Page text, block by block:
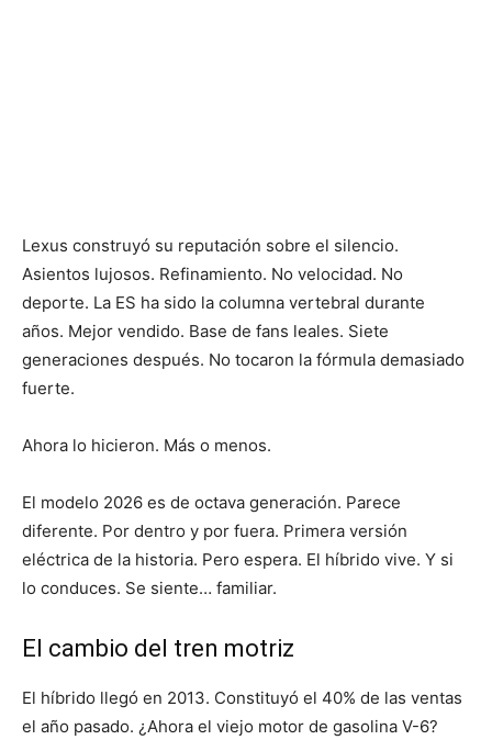
Lexus construyó su reputación sobre el silencio.
Asientos lujosos. Refinamiento. No velocidad. No
deporte. La ES ha sido la columna vertebral durante
años. Mejor vendido. Base de fans leales. Siete
generaciones después. No tocaron la fórmula demasiado
fuerte.
Ahora lo hicieron. Más o menos.
El modelo 2026 es de octava generación. Parece
diferente. Por dentro y por fuera. Primera versión
eléctrica de la historia. Pero espera. El híbrido vive. Y si
lo conduces. Se siente… familiar.
El cambio del tren motriz
El híbrido llegó en 2013. Constituyó el 40% de las ventas
el año pasado. ¿Ahora el viejo motor de gasolina V-6?